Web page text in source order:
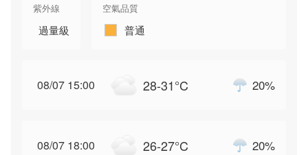
紫外線
過量級
空氣品質
普通
08/07 15:00 28-31°C 20%
08/07 18:00 26-27°C 20%